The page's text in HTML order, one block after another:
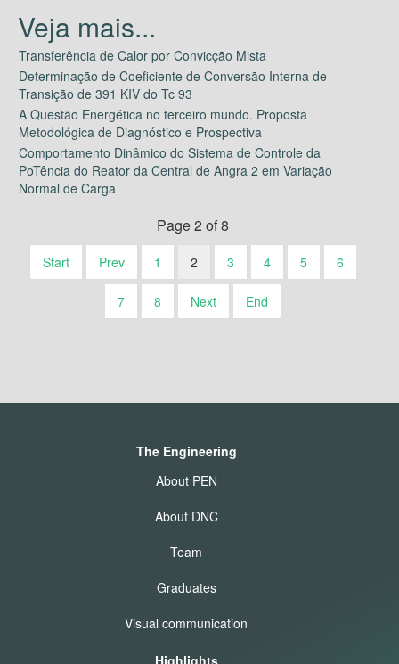
Transferência de Calor por Convicção Mista
Determinação de Coeficiente de Conversão Interna de
Transição de 391 KIV do Tc 93
A Questão Energética no terceiro mundo. Proposta
Metodológica de Diagnóstico e Prospectiva
Comportamento Dinâmico do Sistema de Controle da
PoTência do Reator da Central de Angra 2 em Variação
Normal de Carga
Page 2 of 8
Start Prev 1 2 3 4 5 6
7 8 Next End
The Engineering
About PEN
About DNC
Team
Graduates
Visual communication
Highlights